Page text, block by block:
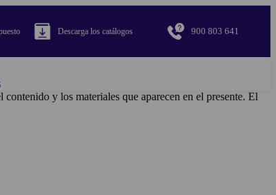
Descarga los catálogos 900 803 641
y los materiales que aparecen en el presente. El